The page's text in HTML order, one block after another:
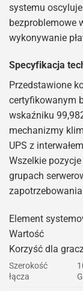
systemu
bezproblemowe
wykonywanie
Specyfikacja
Przedstawione
certyfikowanym
wskaźniku
mechanizmy
UPS z
Wszelkie
grupach
Element
Wartość
Korzyść dla
Szerokość
łącza